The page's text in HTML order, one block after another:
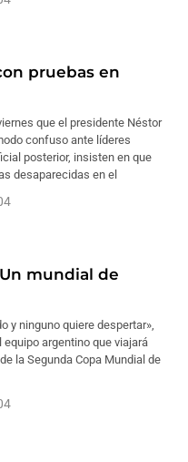
pruebas en
que el presidente Néstor
confuso ante líderes
posterior, insisten en que
desaparecidas en el
Un mundial de
y ninguno quiere despertar»,
argentino que viajará
la Segunda Copa Mundial de